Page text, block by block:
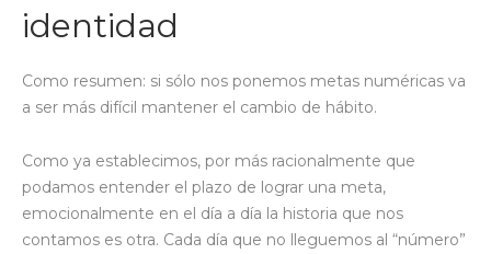
identidad
Como resumen: si sólo nos ponemos metas numéricas va
a ser más difícil mantener el cambio de hábito.
Como ya establecimos, por más racionalmente que
podamos entender el plazo de lograr una meta,
emocionalmente en el día a día la historia que nos
contamos es otra. Cada día que no lleguemos al “número”